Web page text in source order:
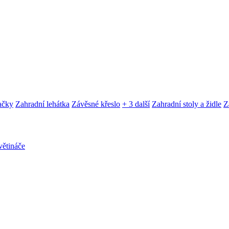
Zahradní lehátka Závěsné křeslo + 3 další Zahradní stoly a židle